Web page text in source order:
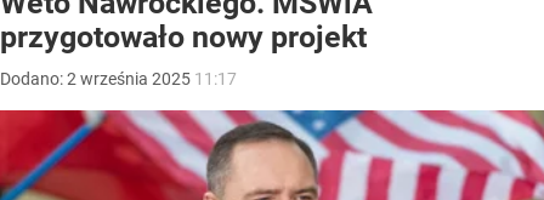
przygotowało nowy projekt
Dodano:2 września 2025 11:17